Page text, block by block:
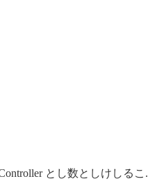
とし数としけしるこ.